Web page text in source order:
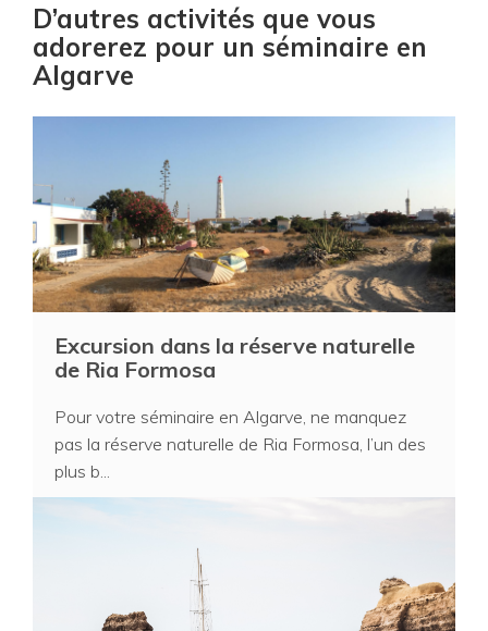
D’autres activités que vous
adorerez pour un séminaire en
Algarve
Excursion dans la réserve naturelle
de Ria Formosa
Pour votre séminaire en Algarve, ne manquez
pas la réserve naturelle de Ria Formosa, l’un des
plus b...